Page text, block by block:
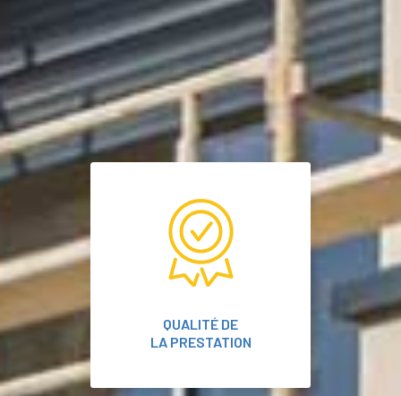
QUALITÉ DE
LA PRESTATION